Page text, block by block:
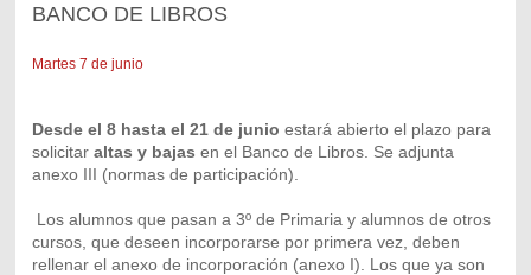
BANCO DE LIBROS
Martes 7 de junio
Desde el 8 hasta el 21 de junio estará abierto el plazo para
solicitar altas y bajas en el Banco de Libros. Se adjunta
anexo III (normas de participación).
Los alumnos que pasan a 3º de Primaria y alumnos de otros
cursos, que deseen incorporarse por primera vez, deben
rellenar el anexo de incorporación (anexo I). Los que ya son